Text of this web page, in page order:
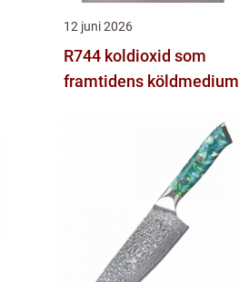
12 juni 2026
R744 koldioxid som
framtidens köldmedium